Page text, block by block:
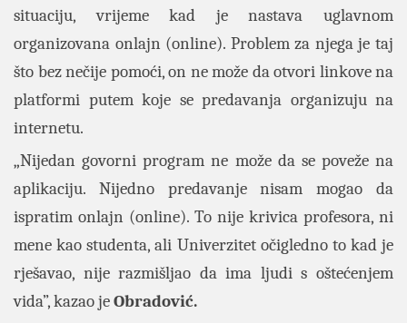
situaciju, vrijeme kad je nastava uglavnom
organizovana onlajn (online). Problem za njega je taj
što bez nečije pomoći, on ne može da otvori linkove na
platformi putem koje se predavanja organizuju na
internetu.
„Nijedan govorni program ne može da se poveže na
aplikaciju. Nijedno predavanje nisam mogao da
ispratim onlajn (online). To nije krivica profesora, ni
mene kao studenta, ali Univerzitet očigledno to kad je
rješavao, nije razmišljao da ima ljudi s oštećenjem
vida”, kazao jeObradović.